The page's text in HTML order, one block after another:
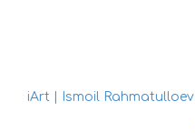
iArt | Ismoil Rahmatulloev